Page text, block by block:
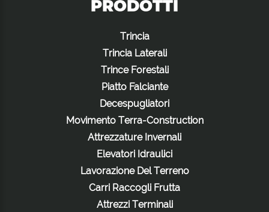
PRODOTTI
Trincia
Trincia Laterali
Trince Forestali
Piatto Falciante
Decespugliatori
Movimento Terra-Construction
Attrezzature Invernali
Elevatori Idraulici
Lavorazione Del Terreno
Carri Raccogli Frutta
Attrezzi Terminali